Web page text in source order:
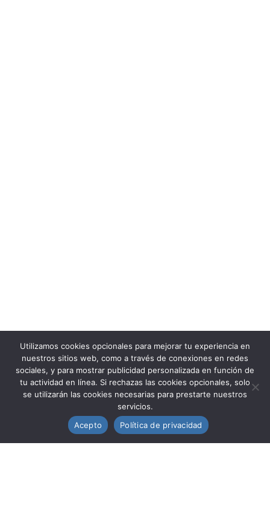
2026 © Todos los derechos reservados
Politica de cookiesPolitica de privacidad
Utilizamos cookies opcionales para mejorar tu experiencia en
nuestros sitios web, como a través de conexiones en redes
sociales, y para mostrar publicidad personalizada en función de
tu actividad en línea. Si rechazas las cookies opcionales, solo
se utilizarán las cookies necesarias para prestarte nuestros
servicios.
Acepto
Política de privacidad